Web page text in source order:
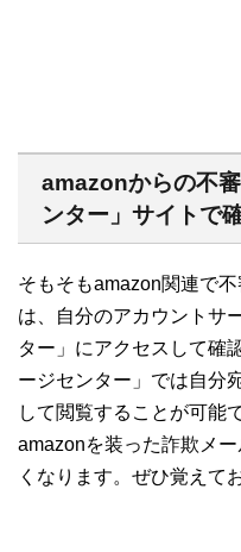
amazonからの不
ンター」サイトで
そもそもamazon関連で
は、自分のアカウントサ
ター」にアクセスして確
ージセンター」では自分
して閲覧することが可能
amazonを装った詐欺メ
くなります。ぜひ覚えて